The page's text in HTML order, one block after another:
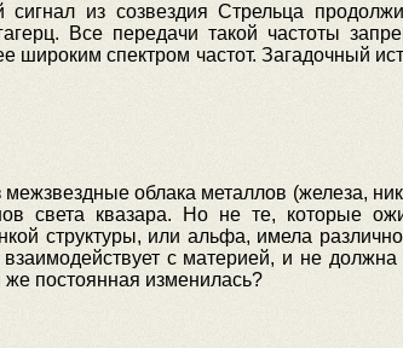
из созвездия Стрельца
Все передачи такой частоты
спектром частот. Загадочный
облака металлов (железа,
света квазара. Но не те, которые
структуры, или альфа, имела
с материей, и не
же постоянная изменилась?